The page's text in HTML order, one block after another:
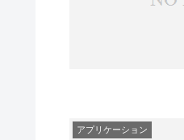
アプリケーション